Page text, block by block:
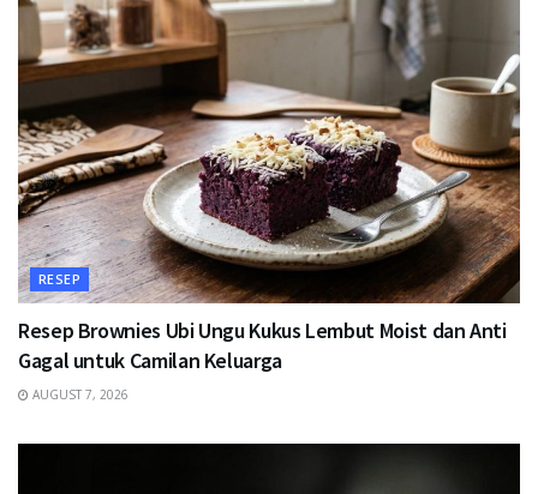
RESEP
Resep Brownies Ubi Ungu Kukus Lembut Moist dan Anti
Gagal untuk Camilan Keluarga
AUGUST 7, 2026